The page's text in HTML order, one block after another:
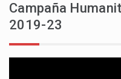
Campaña
2019-23